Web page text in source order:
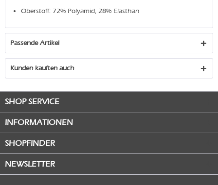
Oberstoff: 72% Polyamid, 28% Elasthan
Passende Artikel
Kunden kauften auch
SHOP SERVICE
INFORMATIONEN
SHOPFINDER
NEWSLETTER